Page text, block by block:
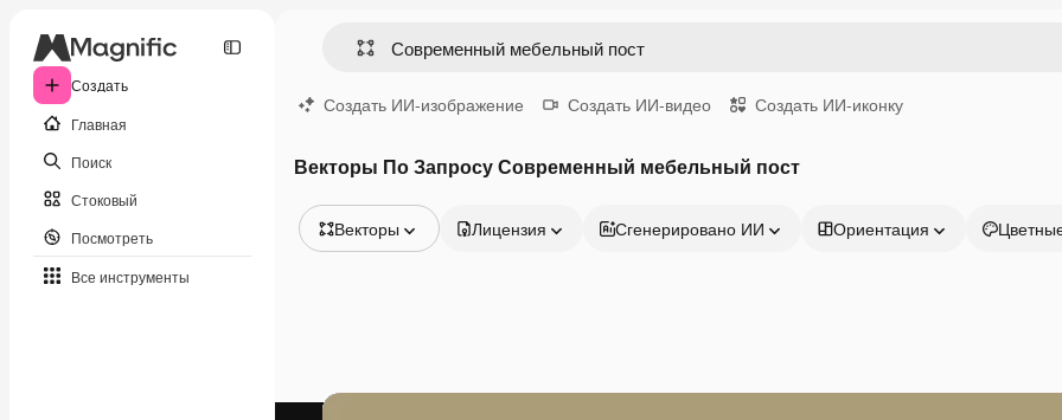
Создать
Главная
Поиск
Стоковый
Посмотреть
Все инструменты
Создать ИИ-изображение Создать ИИ-видео Создать ИИ-иконку
Векторы По Запросу Современный мебельный пост
Векторы
Видео
Лицензия Сгенерировано ИИ Ориентация